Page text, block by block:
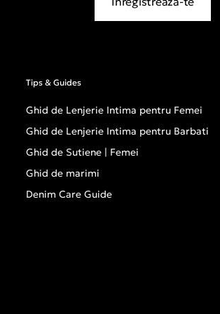
Tips & Guides
Ghid de Lenjerie Intima pentru Femei
Ghid de Lenjerie Intima pentru Barbati
Ghid de Sutiene | Femei
Ghid de marimi
Denim Care Guide